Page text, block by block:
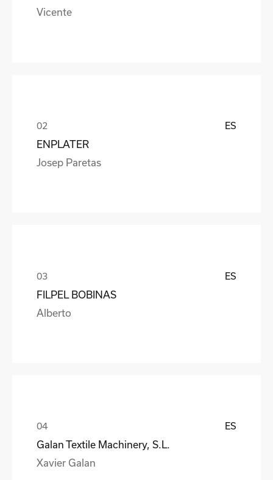
Vicente
ES
ENPLATER
Josep Paretas
ES
FILPEL BOBINAS
Alberto
ES
Galan Textile Machinery, S.L.
Xavier Galan